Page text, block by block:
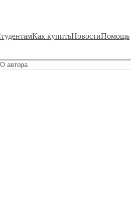
Как купитьНовостиПомощь